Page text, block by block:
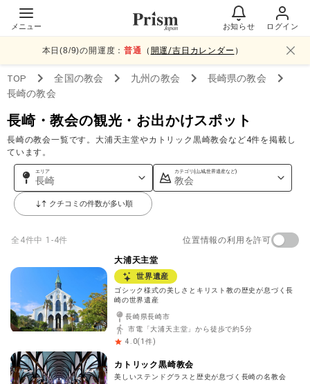
メニュー お知らせ ログイン
本日(8/9)の開運度：普通 （ 開運/吉日カレンダー ）
TOP 全国の教会 九州の教会 長崎県の教会
長崎の教会
長崎・教会の観光・お出かけスポット
長崎の教会一覧です。大浦天主堂やカトリック黒崎教会など4件を掲載し
ています。
エリア
長崎
カテゴリ(山,城,世界遺産など)
教会
クチコミの件数が多い順
全 4件中 1-4件 位置情報の利用を許可
大浦天主堂
世界遺産
ゴシック様式の美しさとキリスト教の歴史が息づく長
崎の世界遺産
長崎県長崎市
市電「大浦天主堂」から徒歩で約5分
4.0( 1件)
カトリック黒崎教会
美しいステンドグラスと歴史が息づく長崎の名教会